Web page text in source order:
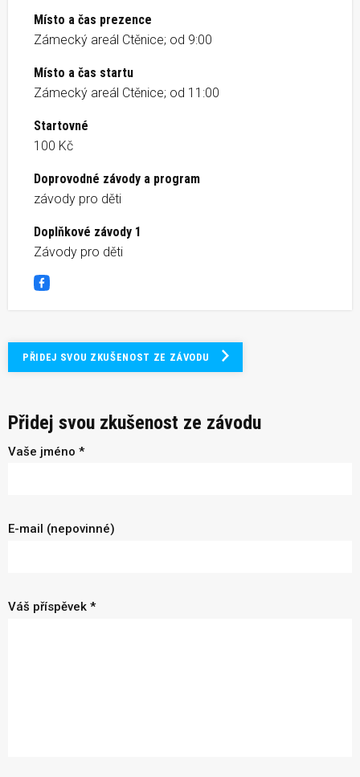
Místo a čas prezence
Zámecký areál Ctěnice; od 9:00
Místo a čas startu
Zámecký areál Ctěnice; od 11:00
Startovné
100 Kč
Doprovodné závody a program
závody pro děti
Doplňkové závody 1
Závody pro děti
Facebook
PŘIDEJ SVOU ZKUŠENOST ZE ZÁVODU
Přidej svou zkušenost ze závodu
Vaše jméno *
E-mail (nepovinné)
Váš příspěvek *